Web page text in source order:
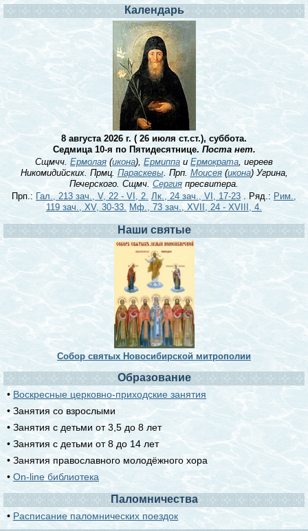
Календарь
8 августа 2026 г. ( 26 июля ст.ст.), суббота.
Седмица 10-я по Пятидесятнице. Поста нет.
Сщмчч. Ермолая (икона), Ермиппаи Ермократа, иереев
Никомидийских. Прмц.Параскевы. Прп. Моисея(икона) Угрина,
Печерского. Сщмч. Сергия пресвитера.
Прп.: Гал., 213 зач., V, 22 - VI, 2. Лк., 24 зач., VI, 17-23 . Ряд.: Рим.,
119 зач., XV, 30-33. Мф., 73 зач., XVII, 24 - XVIII, 4.
Наши святые
Собор святых Новосибирской митрополии
Образование
• Воскресные церковно-приходские занятия
• Занятия со взрослыми
• Занятия с детьми от 3,5 до 8 лет
• Занятия с детьми от 8 до 14 лет
• Занятия православного молодёжного хора
• On-line библиотека
Паломничества
• Расписание паломнических поездок